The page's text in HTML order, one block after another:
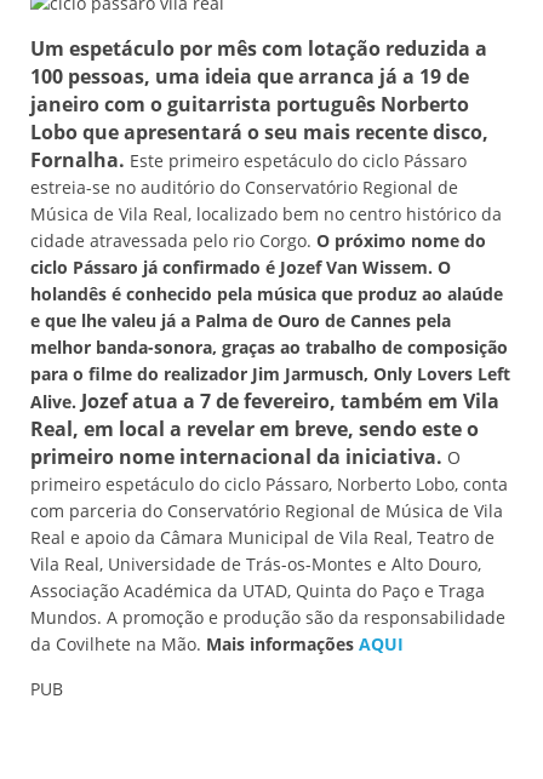
Um espetáculo por mês com lotação reduzida a
100 pessoas, uma ideia que arranca já a 19 de
janeiro com o guitarrista português Norberto
Lobo que apresentará o seu mais recente disco,
Fornalha. Este primeiro espetáculo do ciclo Pássaro
estreia-se no auditório do Conservatório Regional de
Música de Vila Real, localizado bem no centro histórico da
cidade atravessada pelo rio Corgo. O próximo nome do
ciclo Pássaro já confirmado é Jozef Van Wissem. O
holandês é conhecido pela música que produz ao alaúde
e que lhe valeu já a Palma de Ouro de Cannes pela
melhor banda-sonora, graças ao trabalho de composição
para o filme do realizador Jim Jarmusch, Only Lovers Left
Alive. Jozef atua a 7 de fevereiro, também em Vila
Real, em local a revelar em breve, sendo este o
primeiro nome internacional da iniciativa. O
primeiro espetáculo do ciclo Pássaro, Norberto Lobo, conta
com parceria do Conservatório Regional de Música de Vila
Real e apoio da Câmara Municipal de Vila Real, Teatro de
Vila Real, Universidade de Trás-os-Montes e Alto Douro,
Associação Académica da UTAD, Quinta do Paço e Traga
Mundos. A promoção e produção são da responsabilidade
da Covilhete na Mão. Mais informações AQUI
PUB